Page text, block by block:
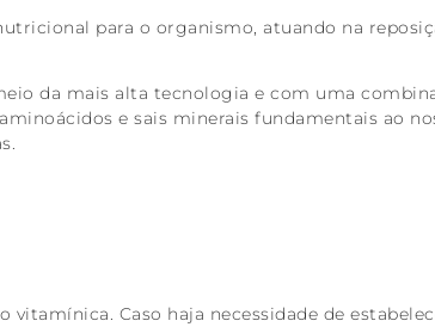
para o organismo, atuando na
da mais alta tecnologia e com uma
e sais minerais fundamentais ao
Caso haja necessidade de